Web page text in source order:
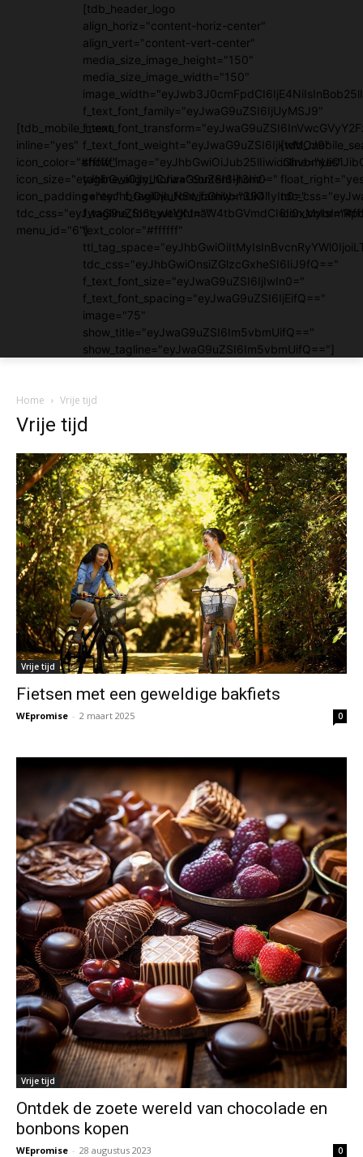
[tdb_mobile_menu
inline="yes"
icon_color="#ffffff"
icon_size="eyJhbGwiOjIyLCJwaG9uZSI6IjI3In0="
icon_padding="eyJhbGwiOjIuNSwicGhvbmUiOiIyIn0="
menu_id="6"]
[tdb_header_logo
align_horiz="content-horiz-center"
align_vert="content-vert-center"
media_size_image_height="150"
media_size_image_width="150"
f_text_font_family="eyJwaG9uZSI6IjUyMSJ9"
f_text_font_weight="eyJwaG9uZSI6IjkwMCJ9"
tagline_align_horiz="content-horiz-
center" f_tagline_font_family="394"
f_tagline_font_weight=""
text_color="#ffffff"
tdc_css="eyJhbGwiOnsiZGlzcGxheSI6IiJ9fQ=="
f_text_font_size="eyJwaG9uZSI6IjIwIn0="
f_text_font_spacing="eyJwaG9uZSI6IjEifQ=="
image="75"
show_title="eyJwaG9uZSI6Im5vbmUifQ=="
show_tagline="eyJwaG9uZSI6Im5vbmUifQ=="]
inline="yes"
Home Vrije tijd
Vrije tijd
Vrije tijd
Fietsen met een geweldige bakfiets
WEpromise - 2 maart 2025 0
Vrije tijd
Ontdek de zoete wereld van chocolade en
bonbons kopen
WEpromise - 28 augustus 2023 0